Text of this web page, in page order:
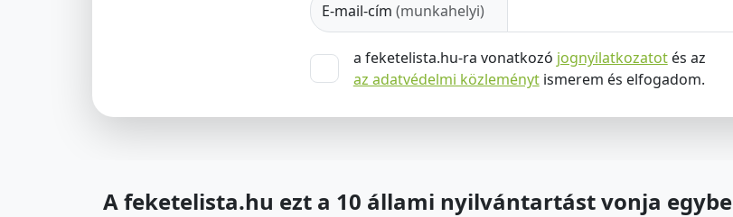
E-mail-cím (munkahelyi)
a feketelista.hu-ra vonatkozó jognyilatkozatotés az
az adatvédelmi közleménytismerem és elfogadom.
A feketelista.hu ezt a 10 állami nyilvántartást vonja egybe